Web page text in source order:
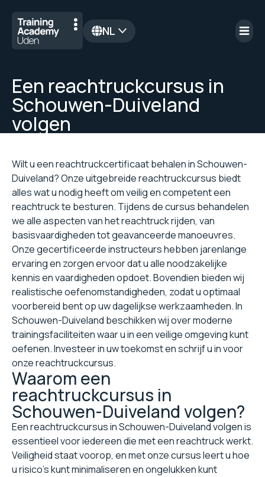
NL
Een reachtruckcursus in
Schouwen-Duiveland
volgen
Wilt u een reachtruckcertificaat behalen in Schouwen-
Duiveland? Onze uitgebreide reachtruckcursus biedt
alles wat u nodig heeft om veilig en competent een
reachtruck te besturen. Tijdens de cursus behandelen
we alle aspecten van het reachtruck rijden, van
basisvaardigheden tot geavanceerde manoeuvres.
Onze gecertificeerde instructeurs hebben jarenlange
ervaring en zorgen ervoor dat u alle noodzakelijke
kennis en vaardigheden opdoet. Bovendien bieden wij
realistische oefenomstandigheden, zodat u optimaal
voorbereid bent op uw dagelijkse werkzaamheden. In
Schouwen-Duiveland beschikken wij over moderne
trainingsfaciliteiten waar u in een veilige omgeving kunt
oefenen. Investeer in uw toekomst en schrijf u in voor
onze reachtruckcursus.
Waarom een
reachtruckcursus in
Schouwen-Duiveland volgen?
Een reachtruckcursus in Schouwen-Duiveland volgen is
essentieel voor iedereen die met een reachtruck werkt.
Veiligheid staat voorop, en met onze cursus leert u hoe
u risico's kunt minimaliseren en ongelukken kunt